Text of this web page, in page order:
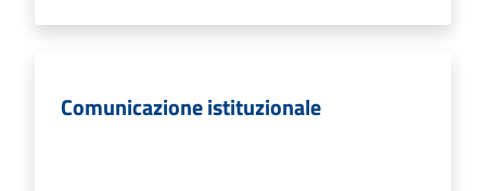
Comunicazione istituzionale